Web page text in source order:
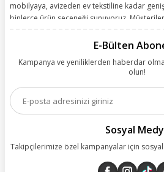
mobilyaya, avizeden ev tekstiline kadar
binlerce ürün seçeneği sunuyoruz.
kolay, kusursuz ve keyifli bir alışveriş
olanakları sunuyoruz. Çalışmalarımızı
esas alarak yürütüyoruz.
E-Bülten
Kampanya ve yeniliklerden haberdar
olun!
Sosyal
Takipçilerimize özel kampanyalar için